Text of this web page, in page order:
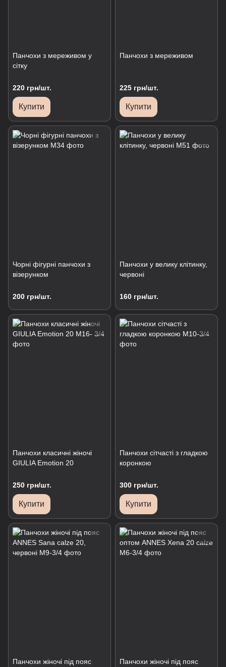
Панчохи з мереживом у
сітку
220 грн/шт.
Купити
Панчохи з мереживом
225 грн/шт.
Купити
Чорні фігурні панчохи з
візерунком
200 грн/шт.
Панчохи у велику клітинку,
червоні
160 грн/шт.
Панчохи класичні жіночі
GIULIA Emotion 20
250 грн/шт.
Купити
Панчохи сітчасті з гладкою
коронкою
300 грн/шт.
Купити
Панчохи жіночі під пояс Панчохи жіночі під пояс